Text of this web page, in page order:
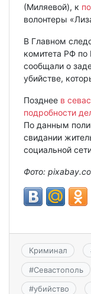
(Миляевой), к
волонтеры
В Главном
комитета РФ
сообщали о
убийстве,
Позднее в
подробности
По данным
свидании
социальной
Фото:
Криминал
#Севастополь
#убийство